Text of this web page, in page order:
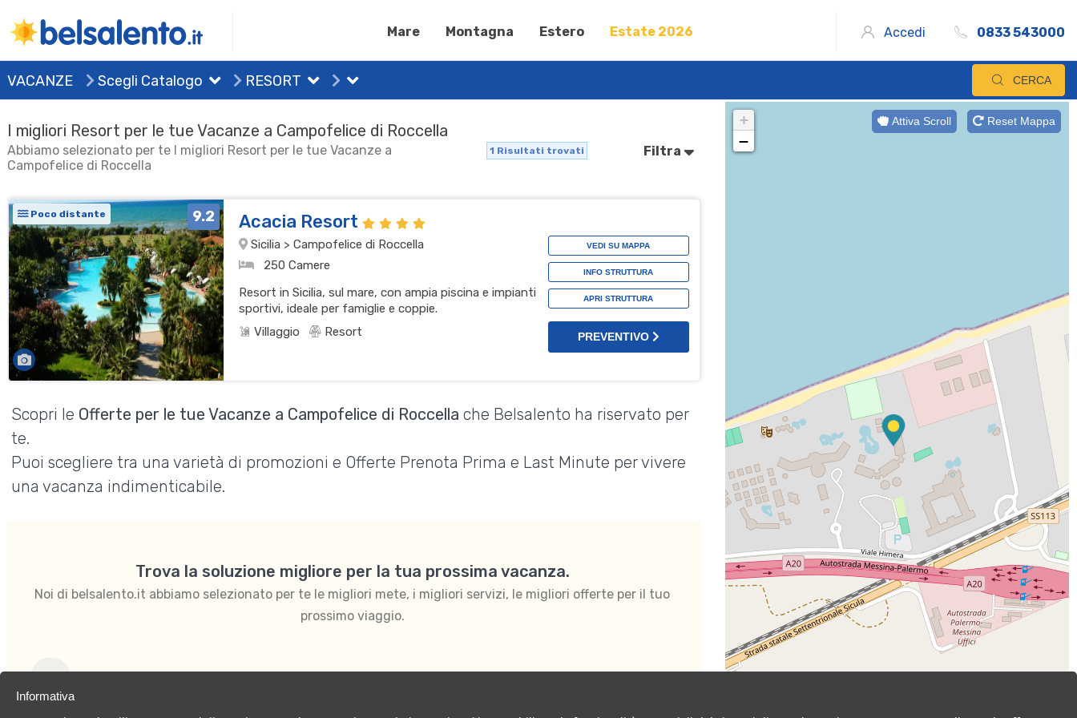
Mare Montagna Estero Estate 2026 Accedi 0833 543000
VACANZE Scegli Catalogo RESORT CERCA
I migliori Resort per le tue Vacanze a Campofelice di Roccella
Abbiamo selezionato per te I migliori Resort per le tue Vacanze a
Campofelice di Roccella
1 Risultati trovati Filtra
Poco distante 9.2 Acacia Resort
Sicilia > Campofelice di Roccella
250 Camere
Resort in Sicilia, sul mare, con ampia piscina e impianti
sportivi, ideale per famiglie e coppie.
Villaggio
Resort
VEDI SU MAPPA
INFO STRUTTURA
APRI STRUTTURA
PREVENTIVO
Scopri le Offerte per le tue Vacanze a Campofelice di Roccella che Belsalento ha riservato per
te.
Puoi scegliere tra una varietà di promozioni e Offerte Prenota Prima e Last Minute per vivere
una vacanza indimenticabile.
Trova la soluzione migliore per la tua prossima vacanza.
Noi di belsalento.it abbiamo selezionato per te le migliori mete, i migliori servizi, le migliori offerte per il tuo
prossimo viaggio.
Attiva Scroll Reset Mappa
+
−
Informativa